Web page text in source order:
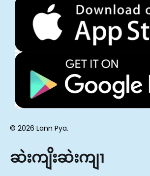
© 2026 Lann Pya.
ဆဲးကျိးဆဲးကျၢ